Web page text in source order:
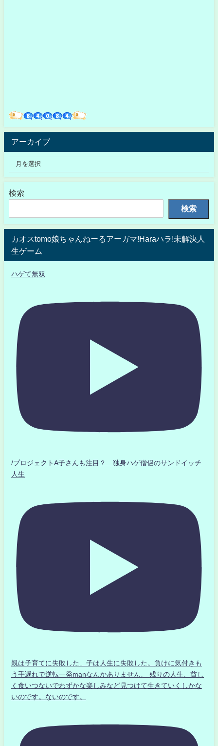
アーカイブ
検索
検索
カオスtomo娘ちゃんねーるアーガマ!Haraハラ!未解決人
生ゲーム
ハゲて無双
/プロジェクトA子さんも注目？ 独身ハゲ僧侶のサンドイッチ
人生
親は子育てに失敗した」子は人生に失敗した。負けに気付きも
う手遅れで逆転一発manなんかありません、 残りの人生、貧し
く食いつないでわずかな楽しみなど見つけて生きていくしかな
いのです。ないのです。